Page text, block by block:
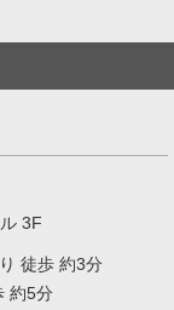
3F
徒歩 約3分
約5分